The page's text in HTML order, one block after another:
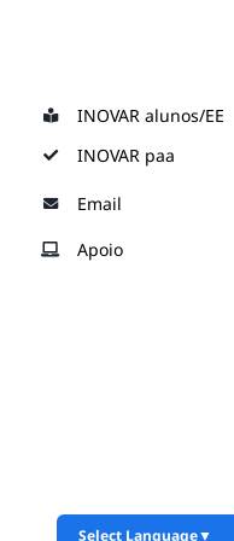
contentINOVAR alunos/EE
INOVAR paa
Email
Apoio
Select Language▼